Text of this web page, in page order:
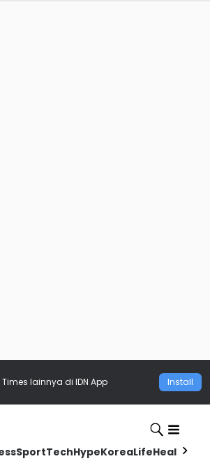
Times lainnya di IDN App Install
SportTechHypeKoreaLifeHealth